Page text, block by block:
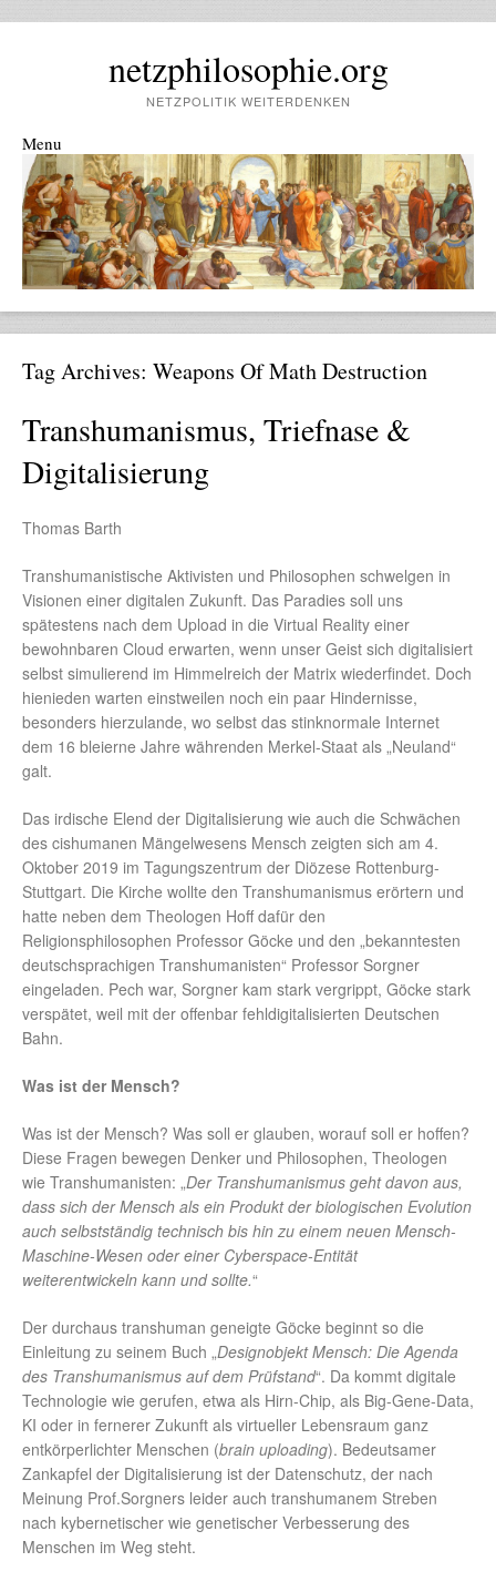
netzphilosophie.org
NETZPOLITIK WEITERDENKEN
Menu
Skip to content
Tag Archives: Weapons Of Math Destruction
Transhumanismus, Triefnase &
Digitalisierung
Thomas Barth
Transhumanistische Aktivisten und Philosophen schwelgen in
Visionen einer digitalen Zukunft. Das Paradies soll uns
spätestens nach dem Upload in die Virtual Reality einer
bewohnbaren Cloud erwarten, wenn unser Geist sich digitalisiert
selbst simulierend im Himmelreich der Matrix wiederfindet. Doch
hienieden warten einstweilen noch ein paar Hindernisse,
besonders hierzulande, wo selbst das stinknormale Internet
dem 16 bleierne Jahre währenden Merkel-Staat als „Neuland“
galt.
Das irdische Elend der Digitalisierung wie auch die Schwächen
des cishumanen Mängelwesens Mensch zeigten sich am 4.
Oktober 2019 im Tagungszentrum der Diözese Rottenburg-
Stuttgart. Die Kirche wollte den Transhumanismus erörtern und
hatte neben dem Theologen Hoff dafür den
Religionsphilosophen Professor Göcke und den „bekanntesten
deutschsprachigen Transhumanisten“ Professor Sorgner
eingeladen. Pech war, Sorgner kam stark vergrippt, Göcke stark
verspätet, weil mit der offenbar fehldigitalisierten Deutschen
Bahn.
Was ist der Mensch?
Was ist der Mensch? Was soll er glauben, worauf soll er hoffen?
Diese Fragen bewegen Denker und Philosophen, Theologen
wie Transhumanisten: „Der Transhumanismus geht davon aus,
dass sich der Mensch als ein Produkt der biologischen Evolution
auch selbstständig technisch bis hin zu einem neuen Mensch-
Maschine-Wesen oder einer Cyberspace-Entität
weiterentwickeln kann und sollte.“
Der durchaus transhuman geneigte Göcke beginnt so die
Einleitung zu seinem Buch „Designobjekt Mensch: Die Agenda
des Transhumanismus auf dem Prüfstand“. Da kommt digitale
Technologie wie gerufen, etwa als Hirn-Chip, als Big-Gene-Data,
KI oder in fernerer Zukunft als virtueller Lebensraum ganz
entkörperlichter Menschen (brain uploading). Bedeutsamer
Zankapfel der Digitalisierung ist der Datenschutz, der nach
Meinung Prof.Sorgners leider auch transhumanem Streben
nach kybernetischer wie genetischer Verbesserung des
Menschen im Weg steht.